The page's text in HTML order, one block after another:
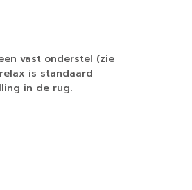
vast onderstel (zie
is standaard
in de rug.